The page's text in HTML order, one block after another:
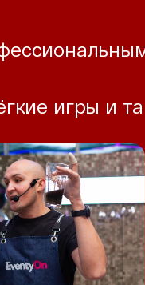
игры и